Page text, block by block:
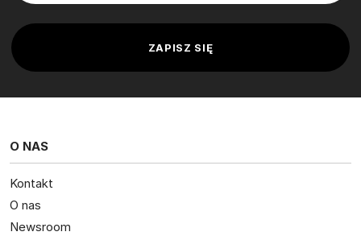
O NAS
Kontakt
O nas
Newsroom